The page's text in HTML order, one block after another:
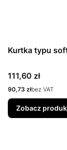
Kurtka typu
Cena
111,60 zł
Cena
90,73 złbez VAT
Zobacz